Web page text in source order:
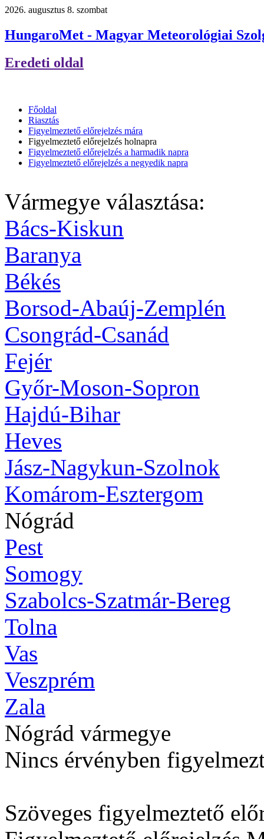
2026. augusztus 8. szombat
HungaroMet - Magyar Meteorológiai
Eredeti oldal
Főoldal
Riasztás
Figyelmeztető előrejelzés mára
Figyelmeztető előrejelzés holnapra
Figyelmeztető előrejelzés a harmadik napra
Figyelmeztető előrejelzés a negyedik napra
Vármegye választása:
Bács-Kiskun
Baranya
Békés
Borsod-Abaúj-Zemplén
Csongrád-Csanád
Fejér
Győr-Moson-Sopron
Hajdú-Bihar
Heves
Jász-Nagykun-Szolnok
Komárom-Esztergom
Nógrád
Pest
Somogy
Szabolcs-Szatmár-Bereg
Tolna
Vas
Veszprém
Zala
Nógrád vármegye
Nincs érvényben
Szöveges figyelmeztető